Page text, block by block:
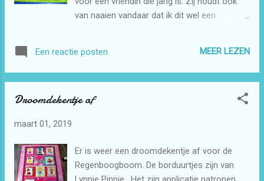
van naaien vandaar dat ik dit wel een
af is als je klaar bent met borduren. Ik mag
graag zulke patronen maken.
Een reactie posten MEER LEZEN
Droomdekentje af
maart 01, 2019
Er is weer een droomdekentje af voor de
Regenboogboom. De borduurtjes zijn van